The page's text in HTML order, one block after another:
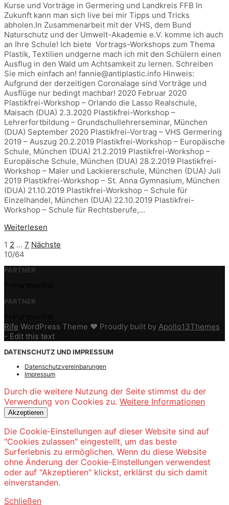
Kurse und Vorträge in Germering und Landkreis FFB In
Zukunft kann man sich live bei mir Tipps und Tricks
abholen.In Zusammenarbeit mit der VHS, dem Bund
Naturschutz und der Umwelt-Akademie e.V. komme ich auch
an Ihre Schule! Ich biete Vortrags-Workshops zum Thema
Plastik, Textilien undgerne mach ich mit den Schülern einen
Ausflug in den Wald um Achtsamkeit zu lernen. Schreiben
Sie mich einfach an! fannie@antiplastic.info Hinweis:
Aufgrund der derzeitigen Coronalage sind Vorträge und
Ausflüge nur bedingt machbar! 2020 Februar 2020
Plastikfrei-Workshop – Orlando die Lasso Realschule,
Maisach (DUA) 2.3.2020 Plastikfrei-Workshop –
Lehrerfortbildung – Grundschullehrerseminar, München
(DUA) September 2020 Plastikfrei-Vortrag – VHS Germering
2019 – Auszug 20.2.2019 Plastikfrei-Workshop – Europäische
Schule, München (DUA) 21.2.2019 Plastikfrei-Workshop –
Europäische Schule, München (DUA) 28.2.2019 Plastikfrei-
Workshop – Maler und Lackiererschule, München (DUA) Juli
2019 Plastikfrei-Workshop – St. Anna Gymnasium, München
(DUA) 21.10.2019 Plastikfrei-Workshop – Schule für
Einzelhandel, München (DUA) 22.10.2019 Plastikfrei-
Workshop – Schule für Rechtsberufe,…
Weiterlesen
BEITRAGSNAVIGATION
1 2 … 7 Nächste
10/64
PARTNER
PARTNER
Rife WordPress Theme ♥ Proudly built by Apollo13Themes
- Edit this text
DATENSCHUTZ UND IMPRESSUM
Datenschutzvereinbarungen
Impressum
Durch die weitere Nutzung der Seite stimmst du der
Verwendung von Cookies zu. Weitere Informationen
Akzeptieren
Die Cookie-Einstellungen auf dieser Website sind auf
"Cookies zulassen" eingestellt, um das beste
Surferlebnis zu ermöglichen. Wenn du diese Website
ohne Änderung der Cookie-Einstellungen verwendest
oder auf "Akzeptieren" klickst, erklärst du sich damit
einverstanden.
Schließen